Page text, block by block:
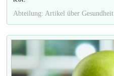
Abteilung: Artikel über Gesundheit